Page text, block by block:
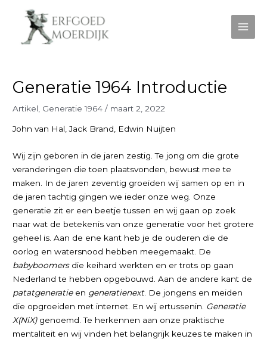
inhoud
Main
Generatie 1964 Introductie
Artikel Generatie 1964 / maart 2, 2022
John van Hal, Jack Brand, Edwin Nuijten
Wij zijn geboren in de jaren zestig. Te jong om die grote
veranderingen die toen plaatsvonden, bewust mee te
maken. In de jaren zeventig groeiden wij samen op en in
de jaren tachtig gingen we ieder onze weg. Onze
generatie zit er een beetje tussen en wij gaan op zoek
naar wat de betekenis van onze generatie voor het grotere
geheel is. Aan de ene kant heb je de ouderen die de
oorlog en watersnood hebben meegemaakt. De
babyboomersdie keihard werkten en er trots op gaan
Nederland te hebben opgebouwd. Aan de andere kant de
patatgeneratieen generatienext. De jongens en meiden
die opgroeiden met internet. En wij ertussenin. Generatie
X(NiX)genoemd. Te herkennen aan onze praktische
mentaliteit en wij vinden het belangrijk keuzes te maken in